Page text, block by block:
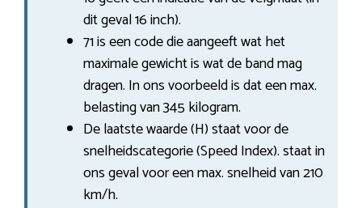
dit geval 16 inch).
71 is een code die aangeeft wat het
maximale gewicht is wat de band mag
dragen. In ons voorbeeld is dat een max.
belasting van 345 kilogram.
De laatste waarde (H) staat voor de
snelheidscategorie (Speed Index). staat in
ons geval voor een max. snelheid van 210
km/h.